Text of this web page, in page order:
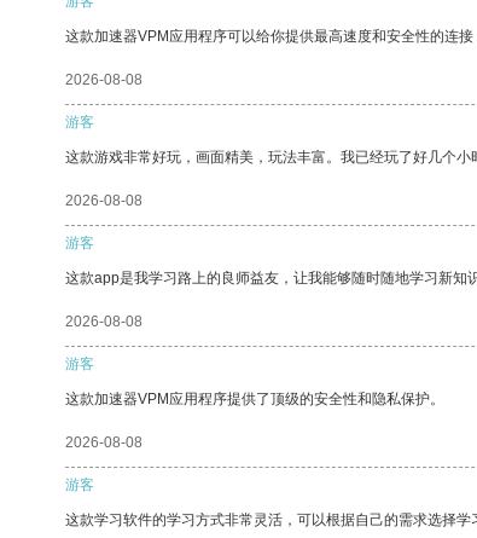
这款加速器VPM应用程序可以给你提供最高速度和安全性的连接
2026-08-08
游客
这款游戏非常好玩，画面精美，玩法丰富。我已经玩了好几个小
2026-08-08
游客
这款app是我学习路上的良师益友，让我能够随时随地学习新知
2026-08-08
游客
这款加速器VPM应用程序提供了顶级的安全性和隐私保护。
2026-08-08
游客
这款学习软件的学习方式非常灵活，可以根据自己的需求选择学